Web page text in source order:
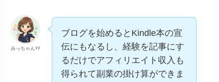
みっちゃんﾏﾏ
ブログを始めるとKindle本の宣
伝にもなるし、経験を記事にす
るだけでアフィリエイト収入も
得られて副業の掛け算ができま